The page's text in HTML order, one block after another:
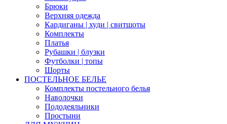
Брюки
Верхняя одежда
Кардиганы | худи | свитшоты
Комплекты
Платья
Рубашки | блузки
Футболки | топы
Шорты
ПОСТЕЛЬНОЕ БЕЛЬЕ
Комплекты постельного белья
Наволочки
Пододеяльники
Простыни